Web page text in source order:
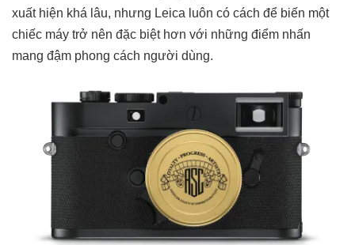
xuất hiện khá lâu, nhưng Leica luôn có cách để biến một
chiếc máy trở nên đặc biệt hơn với những điểm nhấn
mang đậm phong cách người dùng.